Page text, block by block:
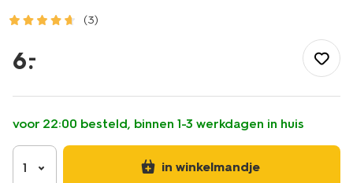
(3)
slapen/opbergen/manden/mand-
25x15cm-
deksel-
geblokt-
beige-
39800050.html
6.
–
voor 22:00 besteld, binnen 1-3 werkdagen in huis
1 in winkelmandje